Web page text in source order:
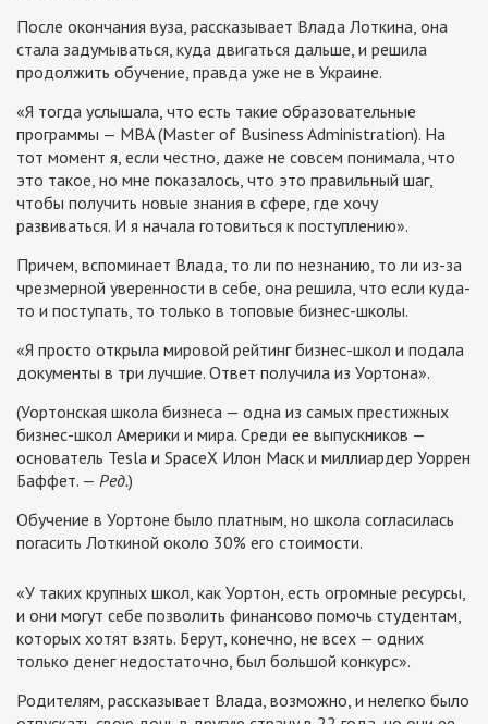
После окончания вуза, рассказывает Влада Лоткина, она
стала задумываться, куда двигаться дальше, и решила
продолжить обучение, правда уже не в Украине.
«Я тогда услышала, что есть такие образовательные
программы — MBA (Master of Business Administration). На
тот момент я, если честно, даже не совсем понимала, что
это такое, но мне показалось, что это правильный шаг,
чтобы получить новые знания в сфере, где хочу
развиваться. И я начала готовиться к поступлению».
Причем, вспоминает Влада, то ли по незнанию, то ли из-за
чрезмерной уверенности в себе, она решила, что если куда-
то и поступать, то только в топовые бизнес-школы.
«Я просто открыла мировой рейтинг бизнес-школ и подала
документы в три лучшие. Ответ получила из Уортона».
(Уортонская школа бизнеса — одна из самых престижных
бизнес-школ Америки и мира. Среди ее выпускников —
основатель Tesla и SpaceX Илон Маск и миллиардер Уоррен
Баффет. — Ред.)
Обучение в Уортоне было платным, но школа согласилась
погасить Лоткиной около 30% его стоимости.
«У таких крупных школ, как Уортон, есть огромные ресурсы,
и они могут себе позволить финансово помочь студентам,
которых хотят взять. Берут, конечно, не всех — одних
только денег недостаточно, был большой конкурс».
Родителям, рассказывает Влада, возможно, и нелегко было